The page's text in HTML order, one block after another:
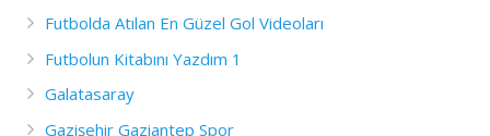
Futbolda Atılan En Güzel Gol Videoları
Futbolun Kitabını Yazdım 1
Galatasaray
Gazişehir Gaziantep Spor